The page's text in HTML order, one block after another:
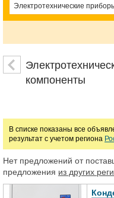
Цена
Марка
компоненты
В списке показаны все
результат с учетом региона
Нет предложений от
предложения из других